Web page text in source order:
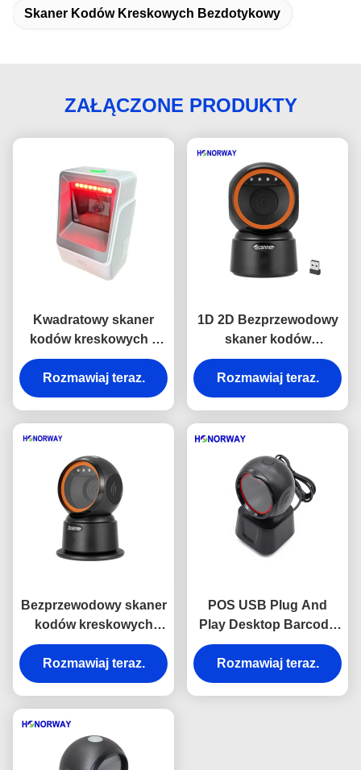
Skaner Kodów Kreskowych Bezdotykowy
ZAŁĄCZONE PRODUKTY
Kwadratowy skaner
kodów kreskowych z
automatycznym
czujnikiem, 1D 2D QR
do supermarketów
Rozmawiaj teraz.
1D 2D Bezprzewodowy
skaner kodów
kreskowych na biurko z
pamięcią offline i
kompatybilnością
Rozmawiaj teraz.
Bezprzewodowy skaner
kodów kreskowych
Bluetooth do użytku
stacjonarnego, 1D 2D
QR do sprzedaży
Rozmawiaj teraz.
POS USB Plug And
Play Desktop Barcode
Scanner z tolerancją
ruchu
Rozmawiaj teraz.